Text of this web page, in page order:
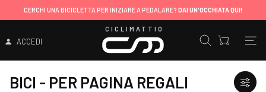
CERCHI UNA BICICLETTA PER INIZIARE A PEDALARE? DAI UN'OCCHIATA QUI!
ACCEDI
CICLIMATTIO
BICI - PER PAGINA REGALI